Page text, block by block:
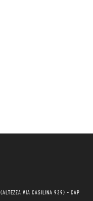
VIA CASILINA 939) - CAP